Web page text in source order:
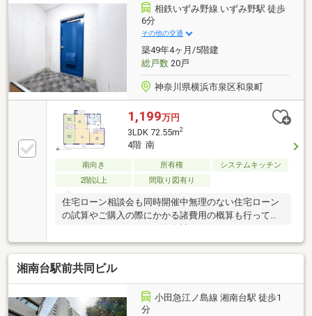
い！・将来のライフプランはすでに作られております
か？提携会社による無料ファイナンシャルプラン面談
を承っております。
相鉄いずみ野線 いずみ野駅 徒歩
6分
その他の交通
築49年4ヶ月/5階建
総戸数20戸
神奈川県横浜市泉区和泉町
1,199万円
3LDK 72.55m2
4階 南
南向き 所有権
システムキッチン
2階以上
間取り図有り
住宅ローン相談会も同時開催中無理のない住宅ローン
の試算やご購入の際にかかる諸費用の概算も行ってお
て頂きますので、お気軽にご相談ください。お客様一
人一人に合わせたライフプランのご提案をさせていた
だきます。資金計画、住宅ローン等についてもお気軽
にご相談ください。お問い合わせ、お待ちしておりま
す。
湘南台駅前共同ビル
小田急江ノ島線 湘南台駅 徒歩1
分